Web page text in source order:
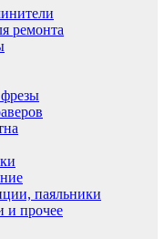
ремонта
паяльники
и прочее